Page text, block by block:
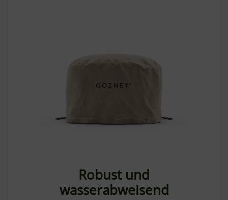
Robust und
wasserabweisend